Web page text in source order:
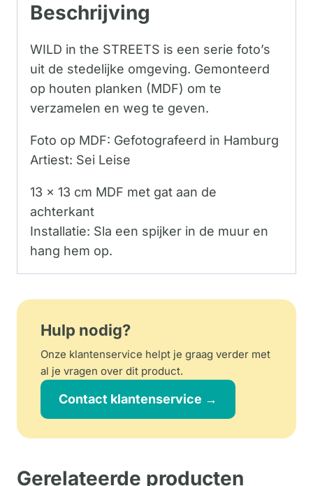
Beschrijving
WILD in the STREETS is een serie foto’s
uit de stedelijke omgeving. Gemonteerd
op houten planken (MDF) om te
verzamelen en weg te geven.
Foto op MDF: Gefotografeerd in Hamburg
Artiest: Sei Leise
13 x 13 cm MDF met gat aan de
achterkant
Installatie: Sla een spijker in de muur en
hang hem op.
Hulp nodig?
Onze klantenservice helpt je graag verder met
al je vragen over dit product.
Contact klantenservice →
Gerelateerde producten